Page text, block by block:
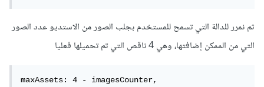
ثم نمرر للدالة التي تسمح للمستخدم بجلب الصور من الاستديو عدد الصور
التي من الممكن إضافتها، وهي 4 ناقص التي تم تحميلها فعليا
maxAssets: 4 - imagesCounter,